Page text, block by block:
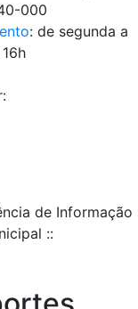
000
: de segunda a
de Informação
::